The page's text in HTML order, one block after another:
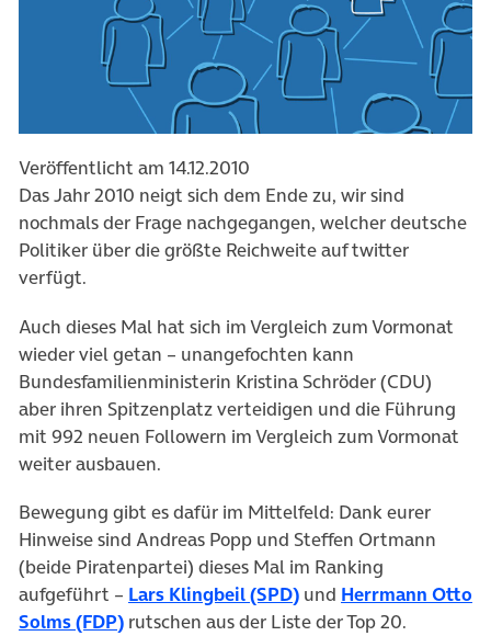
Veröffentlicht am 14.12.2010
Das Jahr 2010 neigt sich dem Ende zu, wir sind
nochmals der Frage nachgegangen, welcher deutsche
Politiker über die größte Reichweite auf twitter
verfügt.
Auch dieses Mal hat sich im Vergleich zum Vormonat
wieder viel getan – unangefochten kann
Bundesfamilienministerin Kristina Schröder (CDU)
aber ihren Spitzenplatz verteidigen und die Führung
mit 992 neuen Followern im Vergleich zum Vormonat
weiter ausbauen.
Bewegung gibt es dafür im Mittelfeld: Dank eurer
Hinweise sind Andreas Popp und Steffen Ortmann
(beide Piratenpartei) dieses Mal im Ranking
aufgeführt – Lars Klingbeil (SPD)(öffnet in neuem Tab)
und Herrmann Otto
Solms (FDP)(öffnet in neuem Tab)
rutschen aus der Liste der Top 20.